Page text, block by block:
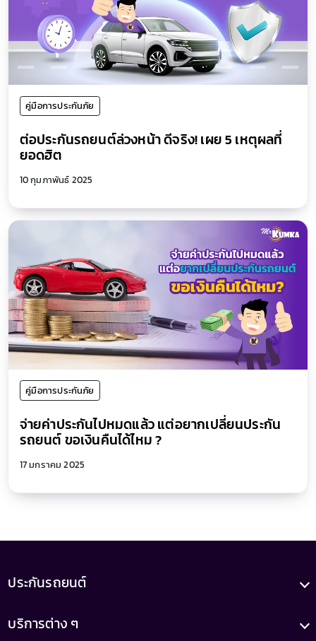
คู่มือการประกันภัย
ต่อประกันรถยนต์ล่วงหน้า ดีจริง! เผย 5 เหตุผลที่
ยอดฮิต
10 กุมภาพันธ์ 2025
คู่มือการประกันภัย
จ่ายค่าประกันไปหมดแล้ว แต่อยากเปลี่ยนประกัน
รถยนต์ ขอเงินคืนได้ไหม ?
17 มกราคม 2025
ประกันรถยนต์
บริการต่าง ๆ